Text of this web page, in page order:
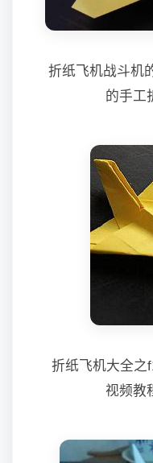
折纸飞机战斗机
的手工
折纸飞机大全之
视频教